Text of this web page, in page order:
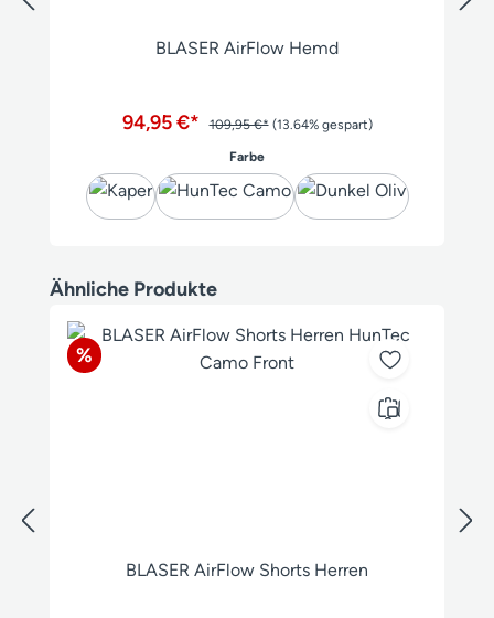
BLASER AirFlow Hemd
94,95 €* 109,95 €* (13.64% gespart)
Farbeauswählen
Produktgalerie überspringen
Ähnliche Produkte
Rabatt
%
BLASER AirFlow Shorts Herren